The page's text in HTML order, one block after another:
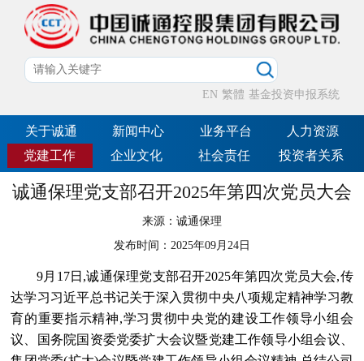
EN 繁體 基金投资申报系统
关于诚通 新闻中心 业务平台
人力资源
党建工作
企业文化 社会责任 投资者关系
诚通保理党支部召开2025年第四次党员大会
来源： 诚通保理
发布时间： 2025年09月24日
9月17日,诚通保理党支部召开2025年第四次党员大会,传
达学习习近平总书记关于深入贯彻中央八项规定精神学习教
育的重要指示精神,学习贯彻中央党的建设工作领导小组会
议、国务院国资委党委扩大会议暨党建工作领导小组会议、